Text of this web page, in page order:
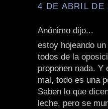
4 DE ABRIL DE
Anónimo dijo...
estoy hojeando
todos de la
proponen nada. Y
mal, todo es una
Saben lo que
leche, pero se